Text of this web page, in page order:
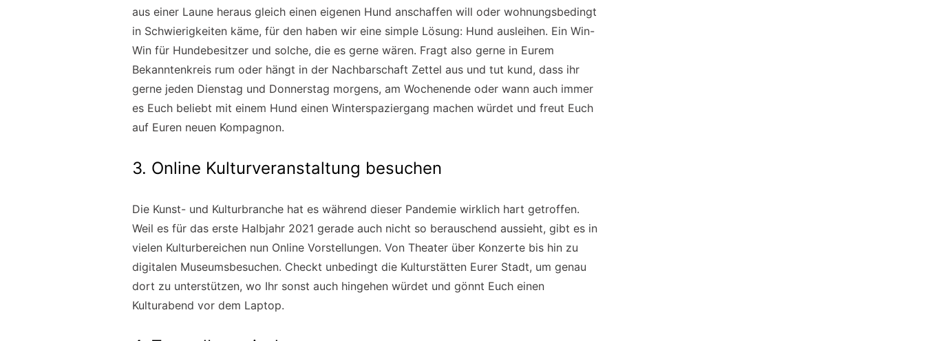
aus einer Laune heraus gleich einen eigenen Hund anschaffen will oder wohnungsbedingt
in Schwierigkeiten käme, für den haben wir eine simple Lösung: Hund ausleihen. Ein Win-
Win für Hundebesitzer und solche, die es gerne wären. Fragt also gerne in Eurem
Bekanntenkreis rum oder hängt in der Nachbarschaft Zettel aus und tut kund, dass ihr
gerne jeden Dienstag und Donnerstag morgens, am Wochenende oder wann auch immer
es Euch beliebt mit einem Hund einen Winterspaziergang machen würdet und freut Euch
auf Euren neuen Kompagnon.
3. Online Kulturveranstaltung besuchen
Die Kunst- und Kulturbranche hat es während dieser Pandemie wirklich hart getroffen.
Weil es für das erste Halbjahr 2021 gerade auch nicht so berauschend aussieht, gibt es in
vielen Kulturbereichen nun Online Vorstellungen. Von Theater über Konzerte bis hin zu
digitalen Museumsbesuchen. Checkt unbedingt die Kulturstätten Eurer Stadt, um genau
dort zu unterstützen, wo Ihr sonst auch hingehen würdet und gönnt Euch einen
Kulturabend vor dem Laptop.